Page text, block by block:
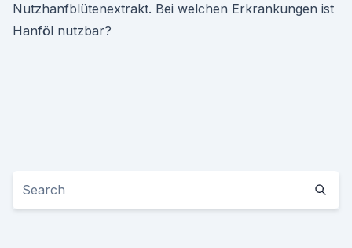
Nutzhanfblütenextrakt. Bei welchen Erkrankungen ist
Hanföl nutzbar?